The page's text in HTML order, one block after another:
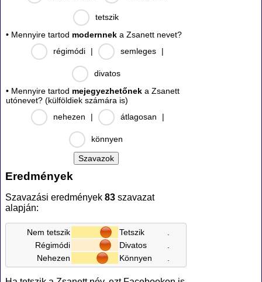
tetszik
• Mennyire tartod modernnek a Zsanett nevet?
régimódi
| semleges |
divatos
• Mennyire tartod mejegyezhetőnek a Zsanett
utónevet? (külföldiek számára is)
nehezen
| átlagosan |
könnyen
Eredmények
Szavazási eredmények 83 szavazat
alapján:
Nem tetszik Tetszik
Régimódi
Divatos
Nehezen
Könnyen